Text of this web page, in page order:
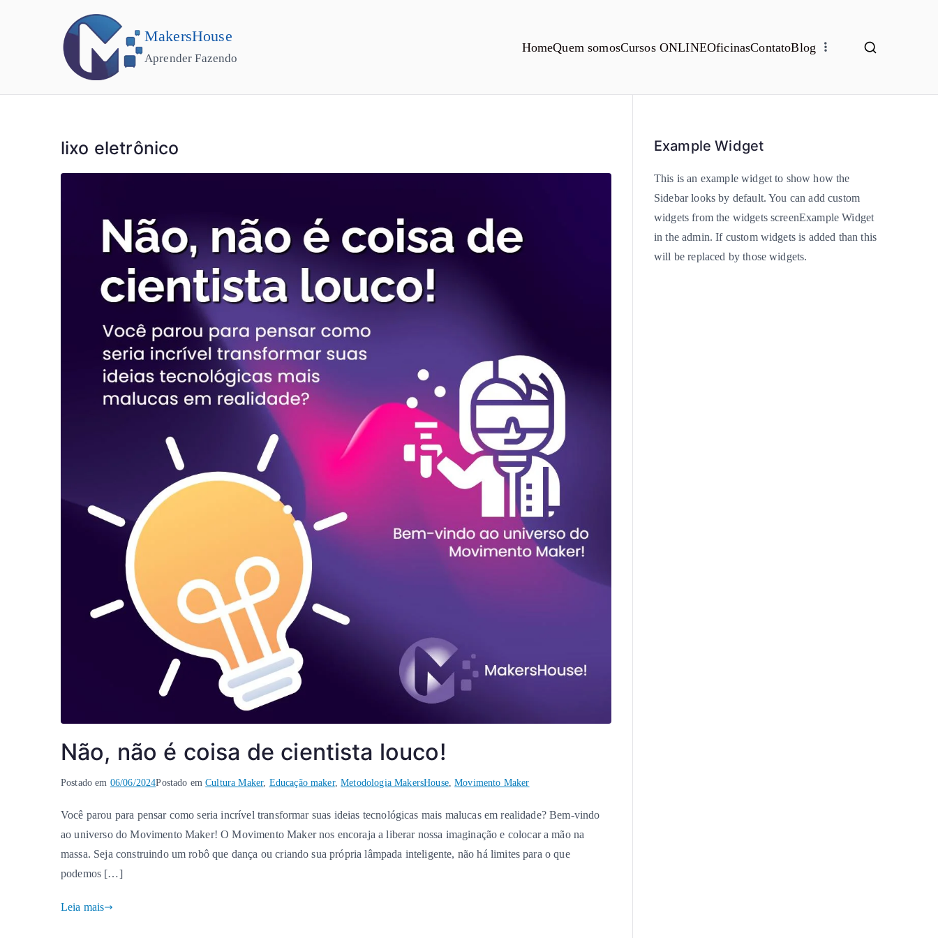
MakersHouse
Aprender Fazendo
HomeQuem somosCursos ONLINEOficinasContatoBlog
lixo eletrônico
Não, não é coisa de cientista louco!
P
r
A
d
m
n
Postado em 06/06/2024Postado emCultura Maker, Educação maker,Metodologia MakersHouse,Movimento Maker
M
r
c
a
d
a
S
m
c
o
m
n
Você parou para pensar como seria incrível transformar suas ideias tecnológicas mais malucas em realidade? Bem-vindo
ao universo do Movimento Maker! O Movimento Maker nos encoraja a liberar nossa imaginação e colocar a mão na
massa. Seja construindo um robô que dança ou criando sua própria lâmpada inteligente, não há limites para o que
podemos […]
Leia mais
Example Widget
This is an example widget to show how the
Sidebar looks by default. You can add custom
widgets from the widgets screenExample Widget
in the admin. If custom widgets is added than this
will be replaced by those widgets.